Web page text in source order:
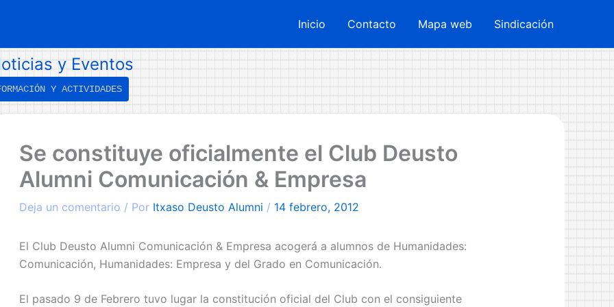
Inicio Contacto Mapa web Sindicación
y Eventos
Y ACTIVIDADES
Se constituye oficialmente el Club Deusto
Alumni Comunicación & Empresa
Deja un comentario / Por Itxaso Deusto Alumni / 14 febrero, 2012
El Club Deusto Alumni Comunicación & Empresa acogerá a alumnos de Humanidades:
Comunicación, Humanidades: Empresa y del Grado en Comunicación.
El pasado 9 de Febrero tuvo lugar la constitución oficial del Club con el consiguiente
→